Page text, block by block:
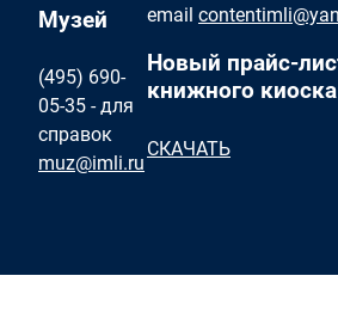
Музей
(495) 690-
05-35 - для
справок
muz@imli.ru
email
Новый прайс-
книжного киоска
СКАЧАТЬ